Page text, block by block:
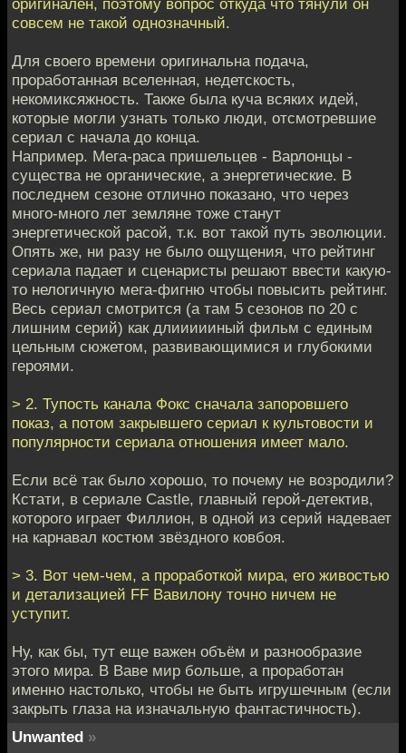
совсем не такой однозначный.
Для своего времени оригинальна подача,
проработанная вселенная, недетскость,
некомиксяжность. Также была куча всяких идей,
которые могли узнать только люди, отсмотревшие
сериал с начала до конца.
Например. Мега-раса пришельцев - Варлонцы -
существа не органические, а энергетические. В
последнем сезоне отлично показано, что через
много-много лет земляне тоже станут
энергетической расой, т.к. вот такой путь эволюции.
Опять же, ни разу не было ощущения, что рейтинг
сериала падает и сценаристы решают ввести какую-
то нелогичную мега-фигню чтобы повысить рейтинг.
Весь сериал смотрится (а там 5 сезонов по 20 с
лишним серий) как длиииииный фильм с единым
цельным сюжетом, развивающимися и глубокими
героями.
> 2. Тупость канала Фокс сначала запоровшего
показ, а потом закрывшего сериал к культовости и
популярности сериала отношения имеет мало.
Если всё так было хорошо, то почему не возродили?
Кстати, в сериале Castle, главный герой-детектив,
которого играет Филлион, в одной из серий надевает
на карнавал костюм звёздного ковбоя.
> 3. Вот чем-чем, а проработкой мира, его живостью
и детализацией FF Вавилону точно ничем не
уступит.
Ну, как бы, тут еще важен объём и разнообразие
этого мира. В Ваве мир больше, а проработан
именно настолько, чтобы не быть игрушечным (если
закрыть глаза на изначальную фантастичность).
Unwanted »